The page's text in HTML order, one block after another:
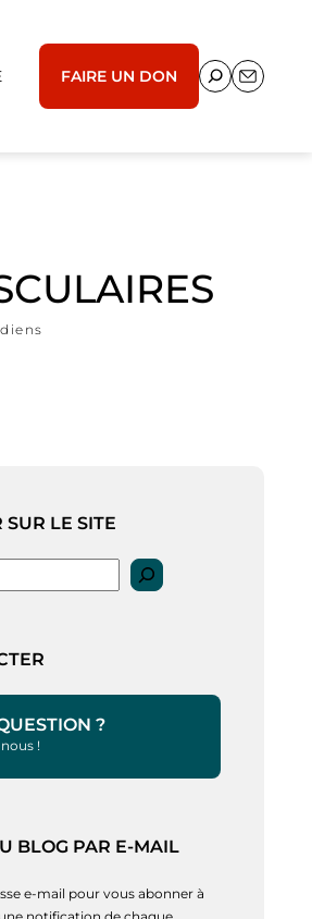
FAIRE UN DON
SUR LE SITE
?
!
BLOG PAR E-MAIL
e-mail pour vous abonner à